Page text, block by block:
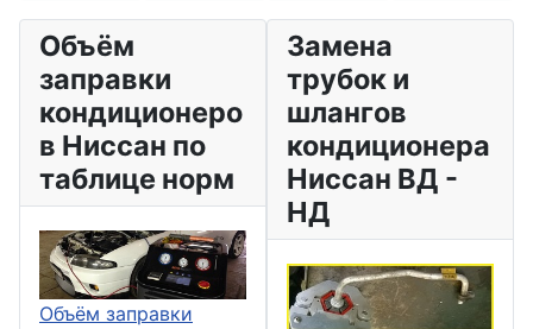
Объём
заправки
кондиционеро
в Ниссан по
таблице норм
Объём заправки
Замена
трубок и
шлангов
кондиционера
Ниссан ВД -
НД